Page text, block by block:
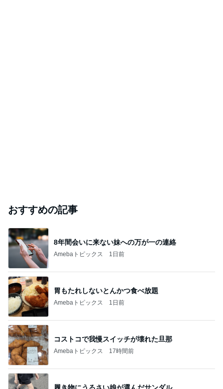
おすすめの記事
8年間会いに来ない妹への万が一の連絡
Amebaトピックス 1日前
胃もたれしないとんかつ食べ放題
Amebaトピックス 1日前
コストコで我慢スイッチが壊れた旦那
Amebaトピックス 17時間前
履き物にうるさい娘が選んだサンダル